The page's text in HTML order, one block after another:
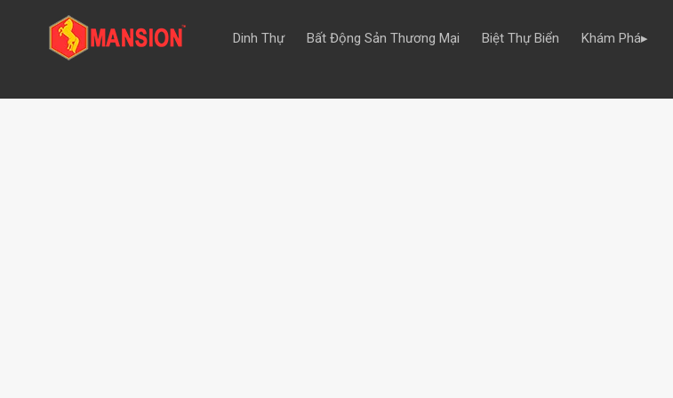
Dinh Thự Bất Động Sản Thương Mại Biệt Thự Biển Khám Phá▸